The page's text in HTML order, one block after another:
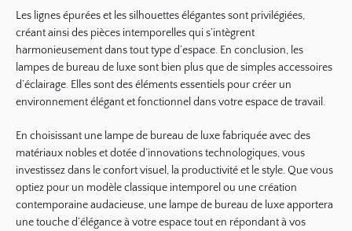
Les lignes épurées et les silhouettes élégantes sont privilégiées,
créant ainsi des pièces intemporelles qui s’intègrent
harmonieusement dans tout type d’espace. En conclusion, les
lampes de bureau de luxe sont bien plus que de simples accessoires
d’éclairage. Elles sont des éléments essentiels pour créer un
environnement élégant et fonctionnel dans votre espace de travail.
En choisissant une lampe de bureau de luxe fabriquée avec des
matériaux nobles et dotée d’innovations technologiques, vous
investissez dans le confort visuel, la productivité et le style. Que vous
optiez pour un modèle classique intemporel ou une création
contemporaine audacieuse, une lampe de bureau de luxe apportera
une touche d’élégance à votre espace tout en répondant à vos